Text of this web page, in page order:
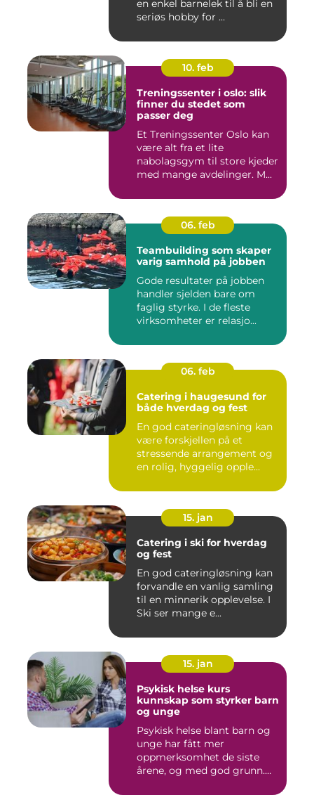
en enkel barnelek til å bli en
seriøs hobby for ...
10. feb
Treningssenter i oslo: slik
finner du stedet som
passer deg
Et Treningssenter Oslo kan
være alt fra et lite
nabolagsgym til store kjeder
med mange avdelinger. M...
06. feb
Teambuilding som skaper
varig samhold på jobben
Gode resultater på jobben
handler sjelden bare om
faglig styrke. I de fleste
virksomheter er relasjo...
06. feb
Catering i haugesund for
både hverdag og fest
En god cateringløsning kan
være forskjellen på et
stressende arrangement og
en rolig, hyggelig opple...
15. jan
Catering i ski for hverdag
og fest
En god cateringløsning kan
forvandle en vanlig samling
til en minnerik opplevelse. I
Ski ser mange e...
15. jan
Psykisk helse kurs
kunnskap som styrker barn
og unge
Psykisk helse blant barn og
unge har fått mer
oppmerksomhet de siste
årene, og med god grunn.